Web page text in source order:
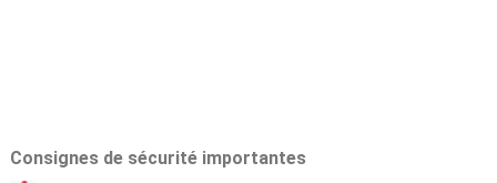
Consignes de sécurité importantes